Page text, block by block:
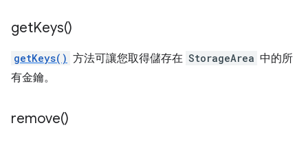
getKeys()
getKeys() 方法可讓您取得儲存在 StorageArea 中的所
有金鑰。
remove()